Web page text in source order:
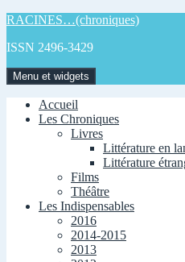
Aller
contenu
RACINES…(chroniques)
ISSN 2496-3429
Menu et widgets
Accueil
Les Chroniques
Livres
Littérature en
Littérature
Films
Théâtre
Les Indispensables
2016
2014-2015
2013